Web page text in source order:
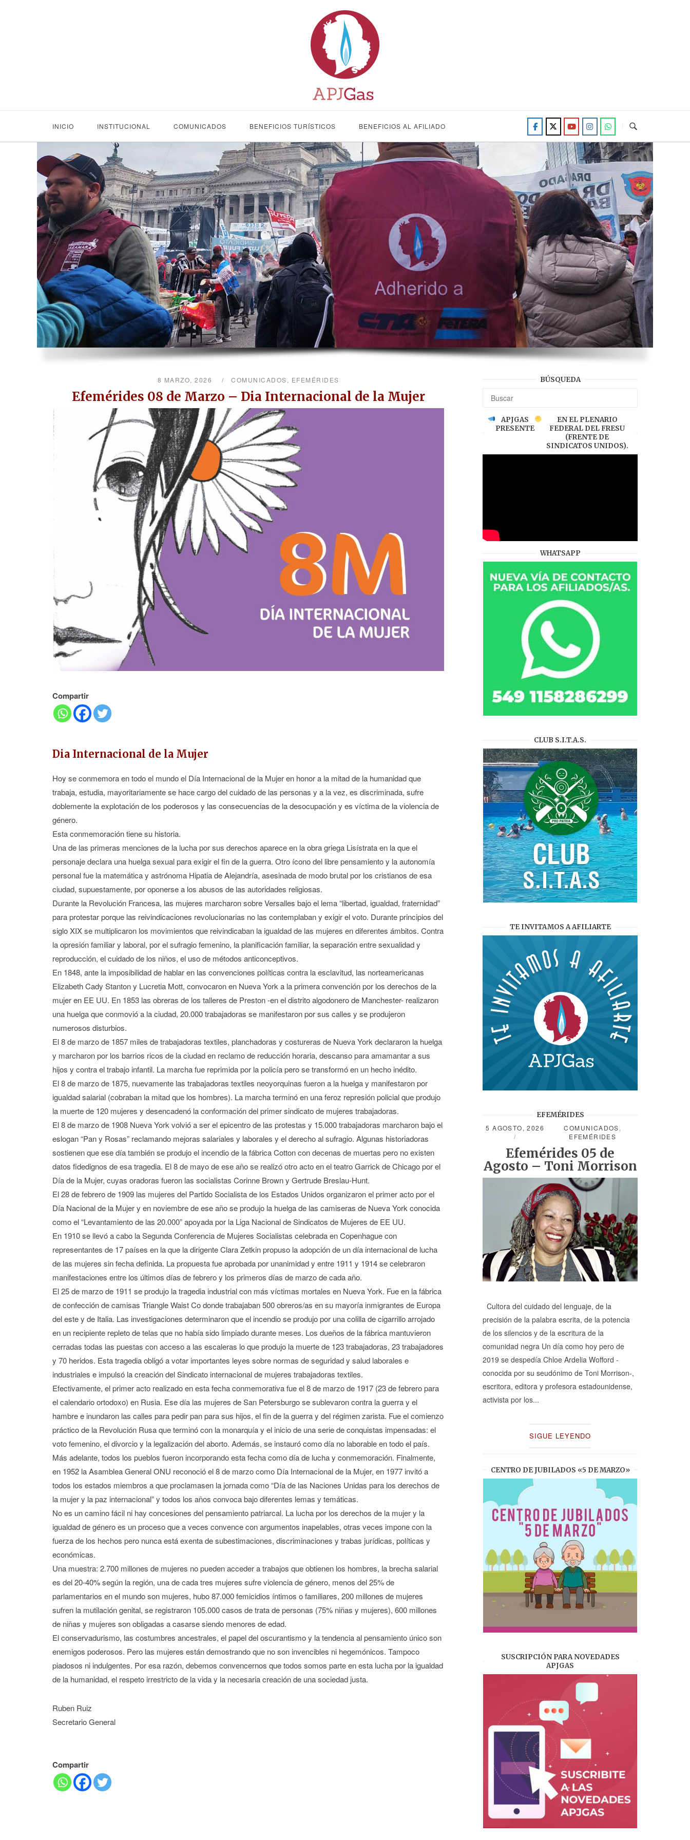
INICIO INSTITUCIONAL COMUNICADOS BENEFICIOS TURÍSTICOS BENEFICIOS AL AFILIADO
8 MARZO, 2026 COMUNICADOS, EFEMÉRIDES
Efemérides 08 de Marzo – Dia Internacional de la Mujer
Compartir
Dia Internacional de la Mujer
Hoy se conmemora en todo el mundo el Día Internacional de la Mujer en honor a la mitad de la humanidad que
trabaja, estudia, mayoritariamente se hace cargo del cuidado de las personas y a la vez, es discriminada, sufre
doblemente la explotación de los poderosos y las consecuencias de la desocupación y es víctima de la violencia de
género.
Esta conmemoración tiene su historia.
Una de las primeras menciones de la lucha por sus derechos aparece en la obra griega Lisístrata en la que el
personaje declara una huelga sexual para exigir el fin de la guerra. Otro ícono del libre pensamiento y la autonomía
personal fue la matemática y astrónoma Hipatia de Alejandría, asesinada de modo brutal por los cristianos de esa
ciudad, supuestamente, por oponerse a los abusos de las autoridades religiosas.
Durante la Revolución Francesa, las mujeres marcharon sobre Versalles bajo el lema “libertad, igualdad, fraternidad”
para protestar porque las reivindicaciones revolucionarias no las contemplaban y exigir el voto. Durante principios del
siglo XIX se multiplicaron los movimientos que reivindicaban la igualdad de las mujeres en diferentes ámbitos. Contra
la opresión familiar y laboral, por el sufragio femenino, la planificación familiar, la separación entre sexualidad y
reproducción, el cuidado de los niños, el uso de métodos anticonceptivos.
En 1848, ante la imposibilidad de hablar en las convenciones políticas contra la esclavitud, las norteamericanas
Elizabeth Cady Stanton y Lucretia Mott, convocaron en Nueva York a la primera convención por los derechos de la
mujer en EE UU. En 1853 las obreras de los talleres de Preston -en el distrito algodonero de Manchester- realizaron
una huelga que conmovió a la ciudad, 20.000 trabajadoras se manifestaron por sus calles y se produjeron
numerosos disturbios.
El 8 de marzo de 1857 miles de trabajadoras textiles, planchadoras y costureras de Nueva York declararon la huelga
y marcharon por los barrios ricos de la ciudad en reclamo de reducción horaria, descanso para amamantar a sus
hijos y contra el trabajo infantil. La marcha fue reprimida por la policía pero se transformó en un hecho inédito.
El 8 de marzo de 1875, nuevamente las trabajadoras textiles neoyorquinas fueron a la huelga y manifestaron por
igualdad salarial (cobraban la mitad que los hombres). La marcha terminó en una feroz represión policial que produjo
la muerte de 120 mujeres y desencadenó la conformación del primer sindicato de mujeres trabajadoras.
El 8 de marzo de 1908 Nueva York volvió a ser el epicentro de las protestas y 15.000 trabajadoras marcharon bajo el
eslogan “Pan y Rosas” reclamando mejoras salariales y laborales y el derecho al sufragio. Algunas historiadoras
sostienen que ese día también se produjo el incendio de la fábrica Cotton con decenas de muertas pero no existen
datos fidedignos de esa tragedia. El 8 de mayo de ese año se realizó otro acto en el teatro Garrick de Chicago por el
Día de la Mujer, cuyas oradoras fueron las socialistas Corinne Brown y Gertrude Breslau-Hunt.
El 28 de febrero de 1909 las mujeres del Partido Socialista de los Estados Unidos organizaron el primer acto por el
Día Nacional de la Mujer y en noviembre de ese año se produjo la huelga de las camiseras de Nueva York conocida
como el “Levantamiento de las 20.000” apoyada por la Liga Nacional de Sindicatos de Mujeres de EE UU.
En 1910 se llevó a cabo la Segunda Conferencia de Mujeres Socialistas celebrada en Copenhague con
representantes de 17 países en la que la dirigente Clara Zetkin propuso la adopción de un día internacional de lucha
de las mujeres sin fecha definida. La propuesta fue aprobada por unanimidad y entre 1911 y 1914 se celebraron
manifestaciones entre los últimos días de febrero y los primeros días de marzo de cada año.
El 25 de marzo de 1911 se produjo la tragedia industrial con más víctimas mortales en Nueva York. Fue en la fábrica
de confección de camisas Triangle Waist Co donde trabajaban 500 obreros/as en su mayoría inmigrantes de Europa
del este y de Italia. Las investigaciones determinaron que el incendio se produjo por una colilla de cigarrillo arrojado
en un recipiente repleto de telas que no había sido limpiado durante meses. Los dueños de la fábrica mantuvieron
cerradas todas las puestas con acceso a las escaleras lo que produjo la muerte de 123 trabajadoras, 23 trabajadores
y 70 heridos. Esta tragedia obligó a votar importantes leyes sobre normas de seguridad y salud laborales e
industriales e impulsó la creación del Sindicato internacional de mujeres trabajadoras textiles.
Efectivamente, el primer acto realizado en esta fecha conmemorativa fue el 8 de marzo de 1917 (23 de febrero para
el calendario ortodoxo) en Rusia. Ese día las mujeres de San Petersburgo se sublevaron contra la guerra y el
hambre e inundaron las calles para pedir pan para sus hijos, el fin de la guerra y del régimen zarista. Fue el comienzo
práctico de la Revolución Rusa que terminó con la monarquía y el inicio de una serie de conquistas impensadas: el
voto femenino, el divorcio y la legalización del aborto. Además, se instauró como día no laborable en todo el país.
Más adelante, todos los pueblos fueron incorporando esta fecha como día de lucha y conmemoración. Finalmente,
en 1952 la Asamblea General ONU reconoció el 8 de marzo como Día Internacional de la Mujer, en 1977 invitó a
todos los estados miembros a que proclamasen la jornada como “Día de las Naciones Unidas para los derechos de
la mujer y la paz internacional” y todos los años convoca bajo diferentes lemas y temáticas.
No es un camino fácil ni hay concesiones del pensamiento patriarcal. La lucha por los derechos de la mujer y la
igualdad de género es un proceso que a veces convence con argumentos inapelables, otras veces impone con la
fuerza de los hechos pero nunca está exenta de subestimaciones, discriminaciones y trabas jurídicas, políticas y
económicas.
Una muestra: 2.700 millones de mujeres no pueden acceder a trabajos que obtienen los hombres, la brecha salarial
es del 20-40% según la región, una de cada tres mujeres sufre violencia de género, menos del 25% de
parlamentarios en el mundo son mujeres, hubo 87.000 femicidios íntimos o familiares, 200 millones de mujeres
sufren la mutilación genital, se registraron 105.000 casos de trata de personas (75% niñas y mujeres), 600 millones
de niñas y mujeres son obligadas a casarse siendo menores de edad.
El conservadurismo, las costumbres ancestrales, el papel del oscurantismo y la tendencia al pensamiento único son
enemigos poderosos. Pero las mujeres están demostrando que no son invencibles ni hegemónicos. Tampoco
piadosos ni indulgentes. Por esa razón, debemos convencernos que todos somos parte en esta lucha por la igualdad
de la humanidad, el respeto irrestricto de la vida y la necesaria creación de una sociedad justa.
Ruben Ruiz
Secretario General
Compartir
BÚSQUEDA
APJGAS
PRESENTE
EN EL PLENARIO
FEDERAL DEL FRESU
(FRENTE DE
SINDICATOS UNIDOS).
WHATSAPP
CLUB S.I.T.A.S.
TE INVITAMOS A AFILIARTE
EFEMÉRIDES
5 AGOSTO, 2026
COMUNICADOS,
EFEMÉRIDES
Efemérides 05 de
Agosto – Toni Morrison
Cultora del cuidado del lenguaje, de la
precisión de la palabra escrita, de la potencia
de los silencios y de la escritura de la
comunidad negra Un día como hoy pero de
2019 se despedía Chloe Ardelia Wofford -
conocida por su seudónimo de Toni Morrison-,
escritora, editora y profesora estadounidense,
activista por los...
SIGUE LEYENDO
CENTRO DE JUBILADOS «5 DE MARZO»
SUSCRIPCIÓN PARA NOVEDADES
APJGAS